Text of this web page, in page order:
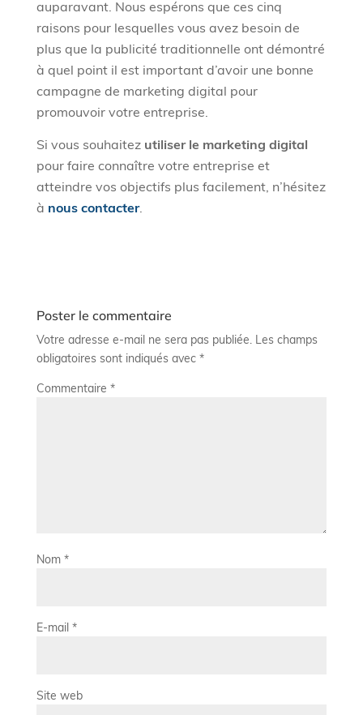
auparavant. Nous espérons que ces cinq
raisons pour lesquelles vous avez besoin de
plus que la publicité traditionnelle ont démontré
à quel point il est important d’avoir une bonne
campagne de marketing digital pour
promouvoir votre entreprise.
Si vous souhaitez utiliser le marketing digital
pour faire connaître votre entreprise et
atteindre vos objectifs plus facilement, n’hésitez
à nous contacter.
Poster le commentaire
Votre adresse e-mail ne sera pas publiée. Les champs
obligatoires sont indiqués avec *
Commentaire *
Nom *
E-mail *
Site web